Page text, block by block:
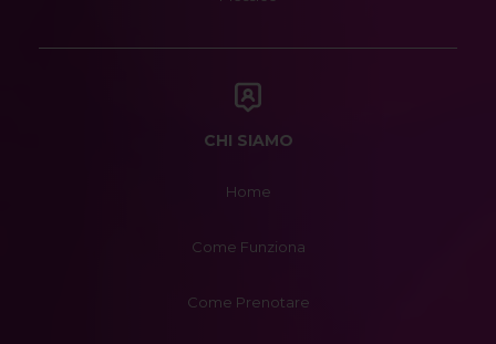
CHI SIAMO
Home
Come Funziona
Come Prenotare